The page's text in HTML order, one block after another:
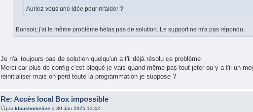
Auriez-vous une idée pour m'aider ?
Bonsoir, j'ai le même problème hélas pas de solution. Le support ne m'a pas répondu.
Je n'ai toujours pas de solution quelqu'un a t'il déjà résolu ce problème
Merci car plus de config c'est bloqué je vais quand même pas tout jeter ou y a t'il un
réinitialiser mais on perd toute la programmation je suppose ?
Re: Accès local Box impossible
par klaushomelive » 30 Jan 2025 13:42